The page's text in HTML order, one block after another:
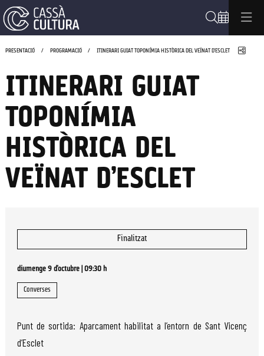
PRESENTACIÓ PROGRAMACIÓ ITINERARI GUIAT TOPONÍMIA HISTÒRICA DEL VEÏNAT D’ESCLET
ITINERARI GUIAT
TOPONÍMIA
HISTÒRICA DEL
VEÏNAT D’ESCLET
Finalitzat
diumenge 9 d’octubre 09:30 h
Converses
Punt de sortida: Aparcament habilitat a l’entorn de Sant Vicenç
d’Esclet